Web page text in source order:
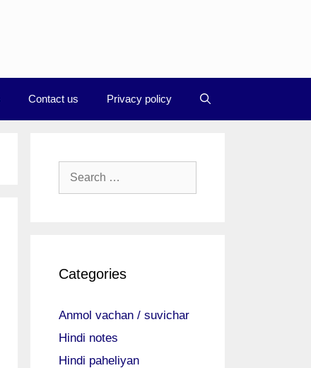
Contact us Privacy policy
Search
Categories
Anmol vachan / suvichar
Hindi notes
Hindi paheliyan